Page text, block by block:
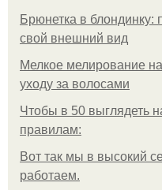
Брюнетка в блондинку:
свой внешний вид
Мелкое мелирование
уходу за волосами
Чтобы в 50 выглядеть
правилам:
Вот так мы в высокий
работаем.